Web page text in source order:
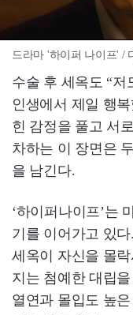
드라마 '하이퍼 나이프' /
수술 후 세옥도 “
인생에서 제일 행
힌 감정을 풀고 서
차하는 이 장면은
을 남긴다.
‘하이퍼나이프’는
기를 이어가고 있
세옥이 자신을 몰
지는 첨예한 대립
열연과 몰입도 높